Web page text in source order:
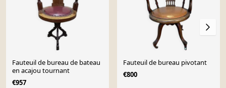
Fauteuil de bureau de bateau
en acajou tournant
€957
Fauteuil de bureau pivotant
€800